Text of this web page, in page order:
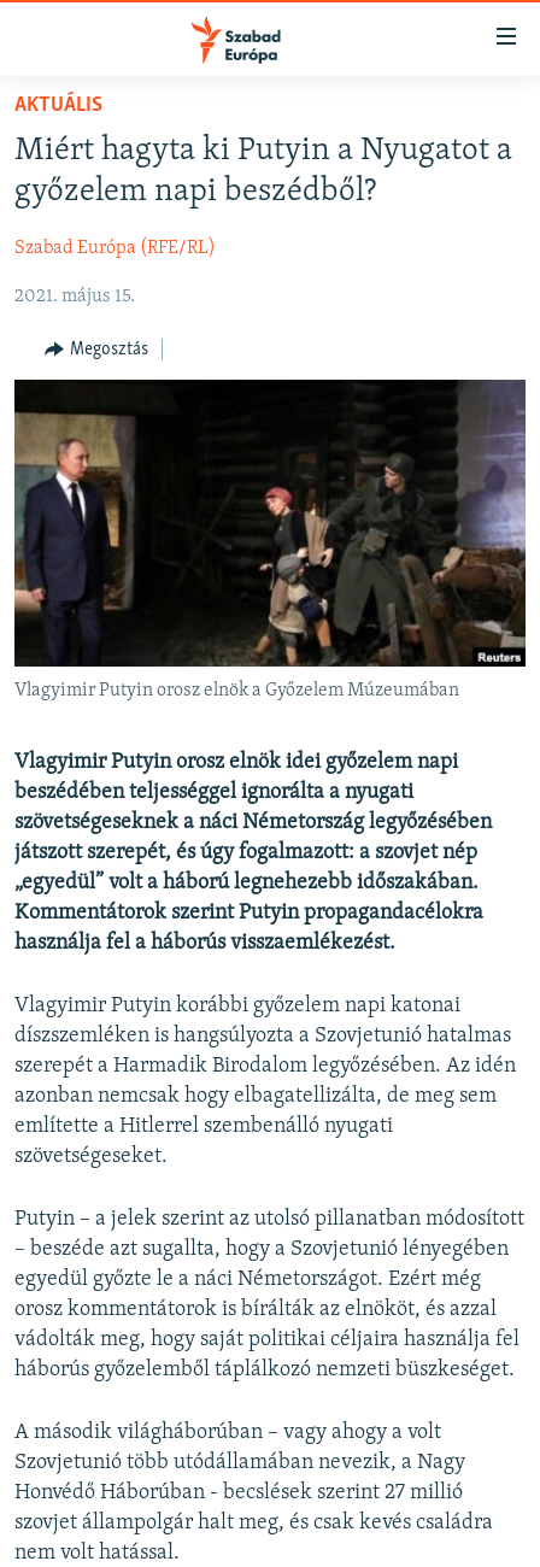
Akadálymentes
Ugrás
fő
oldalra
Ugrás
Ugrás
NAPIRENDEN
AKTUÁLIS
PODCASTOK
VIDEÓK
ELEMZŐ
NER15
TÁRSADALOM
DEMOKRÁCIA
A PÉNZ NYOMÁBAN
EURÓPAI UNIÓ
VILÁG
A MÚLT TANULSÁGAI
KÖVESSEN MINKET!
Valamennyi RFE/RL weboldal
AKTUÁLIS
Miért hagyta ki Putyin a Nyugatot a
győzelem napi beszédből?
Szabad Európa (RFE/RL)
2021. május 15.
Megosztás
Vlagyimir Putyin orosz elnök a Győzelem Múzeumában
Vlagyimir Putyin orosz elnök idei győzelem napi
beszédében teljességgel ignorálta a nyugati
szövetségeseknek a náci Németország legyőzésében
játszott szerepét, és úgy fogalmazott: a szovjet nép
„egyedül” volt a háború legnehezebb időszakában.
Kommentátorok szerint Putyin propagandacélokra
használja fel a háborús visszaemlékezést.
Vlagyimir Putyin korábbi győzelem napi katonai
díszszemléken is hangsúlyozta a Szovjetunió hatalmas
szerepét a Harmadik Birodalom legyőzésében. Az idén
azonban nemcsak hogy elbagatellizálta, de meg sem
említette a Hitlerrel szembenálló nyugati
szövetségeseket.
Putyin – a jelek szerint az utolsó pillanatban módosított
– beszéde azt sugallta, hogy a Szovjetunió lényegében
egyedül győzte le a náci Németországot. Ezért még
orosz kommentátorok is bírálták az elnököt, és azzal
vádolták meg, hogy saját politikai céljaira használja fel
háborús győzelemből táplálkozó nemzeti büszkeséget.
A második világháborúban – vagy ahogy a volt
Szovjetunió több utódállamában nevezik, a Nagy
Honvédő Háborúban - becslések szerint 27 millió
szovjet állampolgár halt meg, és csak kevés családra
nem volt hatással.
FELIRATKOZÁS